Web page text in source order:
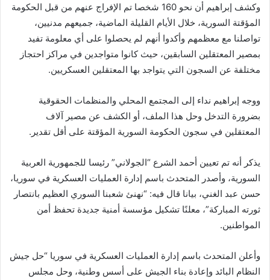
وكشف إبراهيم أن نحو 160 شخصا تم الإفراج عنهم من قبل الحكومة
المؤقتة السورية، خلال الأيام القليلة الماضية، جميعهم مدنيين،
تواصلنا مع معظمهم وأكدوا أنهم لم يحصلوا على أي معلومة تفيد
بمصير المعتقلين السابقين، حيث كانوا متواجدين في مراكز احتجاز
مختلفة عن السجون التي يتواجد بها المعتقلين العسكريين.
ووجه إبراهيم نداء إلى المجتمع المحلي والمنظمات الحقوقية
بضرورة التدخل وحل هذا الملف، أو الكشف عن مصير آلاف
المعتقلين في سجون الحكومة السورية المؤقتة على أقل تقدير.
يذكر أنه تم تعيين أحمد الشرع “الجولاني” رئيسا للجمهورية العربية
السورية، وأصدر المتحدث باسم إدارة العمليات العسكرية في سوريا،
حسن عبد الغني، بيانا قال فيه: “نهنئ شعبنا السوري العظيم بانتصار
ثورته المباركة”، معلنًا تشكيل مؤسسة أمنية جديدة تحفظ أمن
المواطنين.
وأعلن المتحدث باسم إدارة العمليات العسكرية في سوريا “حل جيش
النظام البائد وإعادة بناء الجيش على أسس وطنية، وحل مجلس